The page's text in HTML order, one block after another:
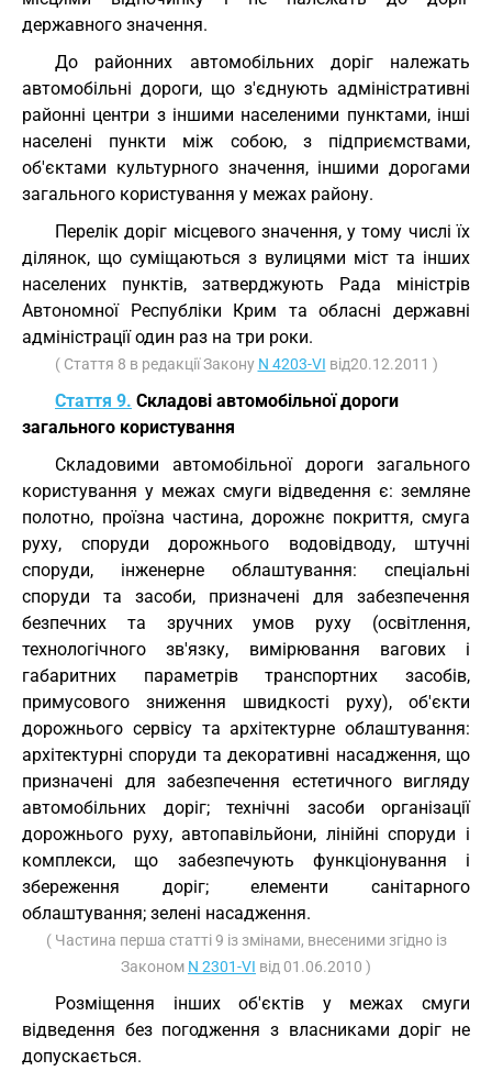
державного значення.
До районних автомобільних доріг належать
автомобільні дороги, що з'єднують адміністративні
районні центри з іншими населеними пунктами, інші
населені пункти між собою, з підприємствами,
об'єктами культурного значення, іншими дорогами
загального користування у межах району.
Перелік доріг місцевого значення, у тому числі їх
ділянок, що суміщаються з вулицями міст та інших
населених пунктів, затверджують Рада міністрів
Автономної Республіки Крим та обласні державні
адміністрації один раз на три роки.
( Стаття 8 в редакції Закону N 4203-VI від20.12.2011 )
Стаття 9. Складові автомобільної дороги
загального користування
Складовими автомобільної дороги загального
користування у межах смуги відведення є: земляне
полотно, проїзна частина, дорожнє покриття, смуга
руху, споруди дорожнього водовідводу, штучні
споруди, інженерне облаштування: спеціальні
споруди та засоби, призначені для забезпечення
безпечних та зручних умов руху (освітлення,
технологічного зв'язку, вимірювання вагових і
габаритних параметрів транспортних засобів,
примусового зниження швидкості руху), об'єкти
дорожнього сервісу та архітектурне облаштування:
архітектурні споруди та декоративні насадження, що
призначені для забезпечення естетичного вигляду
автомобільних доріг; технічні засоби організації
дорожнього руху, автопавільйони, лінійні споруди і
комплекси, що забезпечують функціонування і
збереження доріг; елементи санітарного
облаштування; зелені насадження.
( Частина перша статті 9 із змінами, внесеними згідно із
Законом N 2301-VI від 01.06.2010 )
Розміщення інших об'єктів у межах смуги
відведення без погодження з власниками доріг не
допускається.